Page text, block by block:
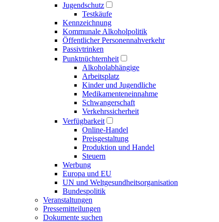
Jugendschutz
Testkäufe
Kennzeichnung
Kommunale Alkoholpolitik
Öffentlicher Personen­nahverkehr
Passivtrinken
Punkt­nüchternheit
Alkohol­abhängige
Arbeitsplatz
Kinder und Jugendliche
Medikamenten­einnahme
Schwangerschaft
Verkehrs­sicherheit
Verfügbarkeit
Online-Handel
Preisgestaltung
Produktion und Handel
Steuern
Werbung
Europa und EU
UN und Welt­gesundheits­organisation
Bundespolitik
Veranstaltungen
Presse­mitteilungen
Dokumente suchen